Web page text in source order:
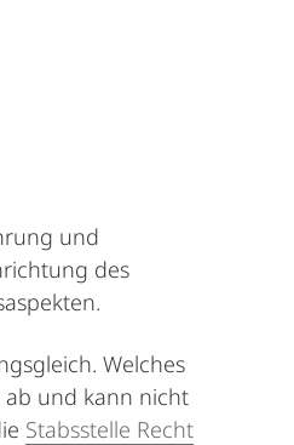
und
des
Welches
ab und kann nicht
Stabsstelle Recht